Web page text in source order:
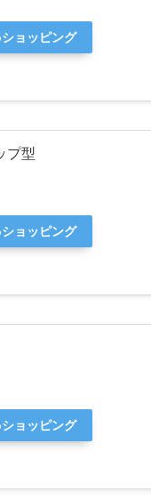
ョッピング
プ型
ョッピング
ョッピング